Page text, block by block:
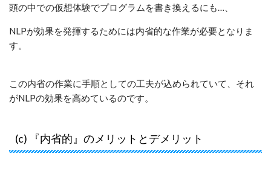
頭の中での仮想体験でプログラムを書き換えるにも…、
NLPが効果を発揮するためには内省的な作業が必要となりま
す。
この内省の作業に手順としての工夫が込められていて、それ
がNLPの効果を高めているのです。
(c) 『内省的』のメリットとデメリット